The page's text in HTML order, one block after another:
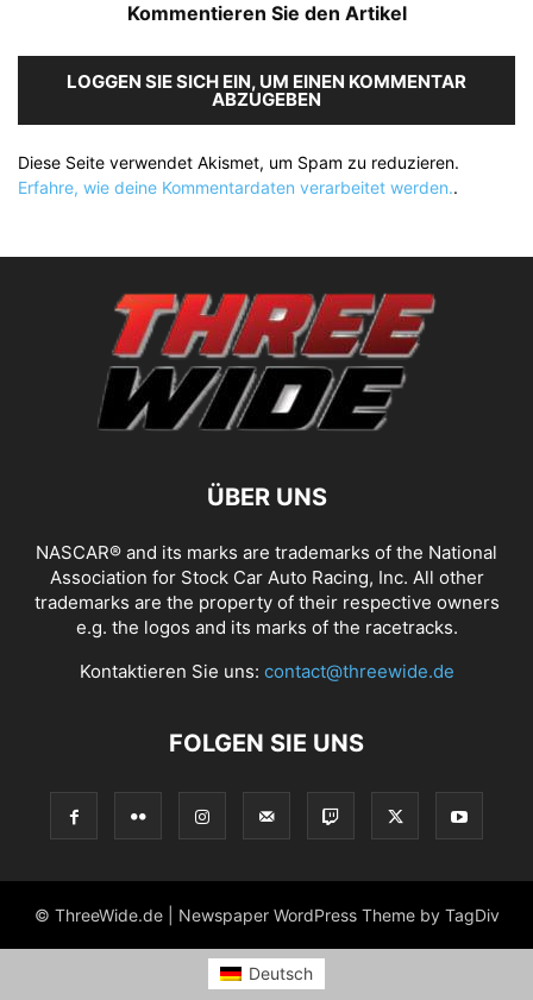
Kommentieren Sie den Artikel
LOGGEN SIE SICH EIN, UM EINEN KOMMENTAR
ABZUGEBEN
Diese Seite verwendet Akismet, um Spam zu reduzieren.
Erfahre, wie deine Kommentardaten verarbeitet werden..
ÜBER UNS
NASCAR® and its marks are trademarks of the National
Association for Stock Car Auto Racing, Inc. All other
trademarks are the property of their respective owners
e.g. the logos and its marks of the racetracks.
Kontaktieren Sie uns: contact@threewide.de
FOLGEN SIE UNS
© ThreeWide.de | Newspaper WordPress Theme by TagDiv
Deutsch